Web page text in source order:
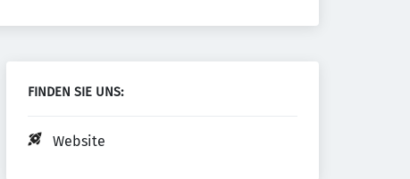
FINDEN SIE UNS:
Website